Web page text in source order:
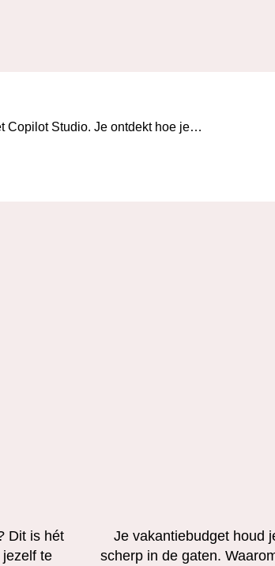
Copilot Studio. Je ontdekt hoe je…
Dit is hét
te
Je vakantiebudget houd
scherp in de gaten.